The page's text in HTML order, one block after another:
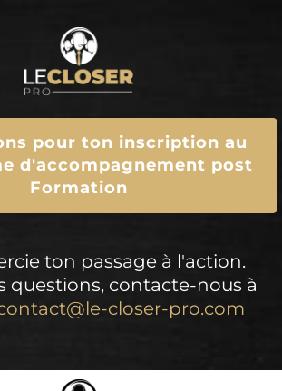
pour ton inscription au
d'accompagnement post
Formation
ton passage à l'action.
questions, contacte-nous à
closer-pro.com